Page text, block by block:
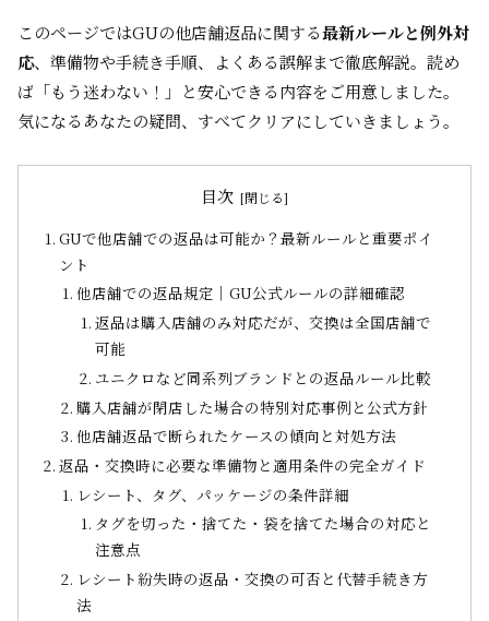
このページではGUの他店舗返品に関する最新ルールと例外対
応、準備物や手続き手順、よくある誤解まで徹底解説。読め
ば「もう迷わない！」と安心できる内容をご用意しました。
気になるあなたの疑問、すべてクリアにしていきましょう。
目次
GUで他店舗での返品は可能か？最新ルールと重要ポイ
ント
他店舗での返品規定｜GU公式ルールの詳細確認
返品は購入店舗のみ対応だが、交換は全国店舗で
可能
ユニクロなど同系列ブランドとの返品ルール比較
購入店舗が閉店した場合の特別対応事例と公式方針
他店舗返品で断られたケースの傾向と対処方法
返品・交換時に必要な準備物と適用条件の完全ガイド
レシート、タグ、パッケージの条件詳細
タグを切った・捨てた・袋を捨てた場合の対応と
注意点
レシート紛失時の返品・交換の可否と代替手続き方
法